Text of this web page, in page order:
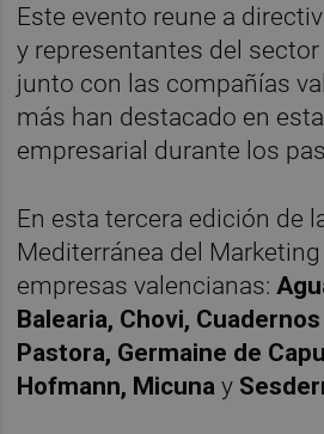
Este evento reune a
y representantes del
junto con las compañías
más han destacado en
empresarial durante los
En esta tercera edición de
Mediterránea del
empresas valencianas:
Balearia, Chovi,
Pastora, Germaine de
Hofmann, Micunay